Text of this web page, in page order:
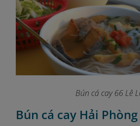
Bún cá cay 66 Lê
Bún cá cay Hải